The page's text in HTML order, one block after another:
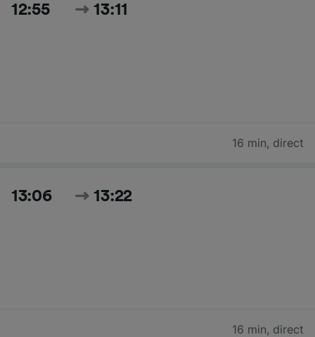
12:55 13:11
16 min, direct
13:06 13:22
16 min, direct